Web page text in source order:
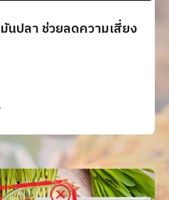
นปลา ช่วยลดความเสี่ยง